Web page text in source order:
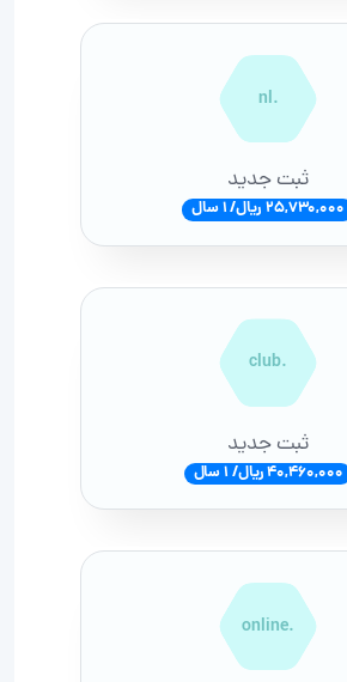
.nl
ثبت جدید
25,730,000 ریال/ 1 سال
.club
ثبت جدید
40,460,000 ریال/ 1 سال
.online